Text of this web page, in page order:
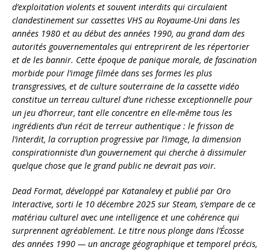
d’exploitation violents et souvent interdits qui circulaient
clandestinement sur cassettes VHS au Royaume-Uni dans les
années 1980 et au début des années 1990, au grand dam des
autorités gouvernementales qui entreprirent de les répertorier
et de les bannir. Cette époque de panique morale, de fascination
morbide pour l’image filmée dans ses formes les plus
transgressives, et de culture souterraine de la cassette vidéo
constitue un terreau culturel d’une richesse exceptionnelle pour
un jeu d’horreur, tant elle concentre en elle-même tous les
ingrédients d’un récit de terreur authentique : le frisson de
l’interdit, la corruption progressive par l’image, la dimension
conspirationniste d’un gouvernement qui cherche à dissimuler
quelque chose que le grand public ne devrait pas voir.
Dead Format, développé par Katanalevy et publié par Oro
Interactive, sorti le 10 décembre 2025 sur Steam, s’empare de ce
matériau culturel avec une intelligence et une cohérence qui
surprennent agréablement. Le titre nous plonge dans l’Écosse
des années 1990 — un ancrage géographique et temporel précis,